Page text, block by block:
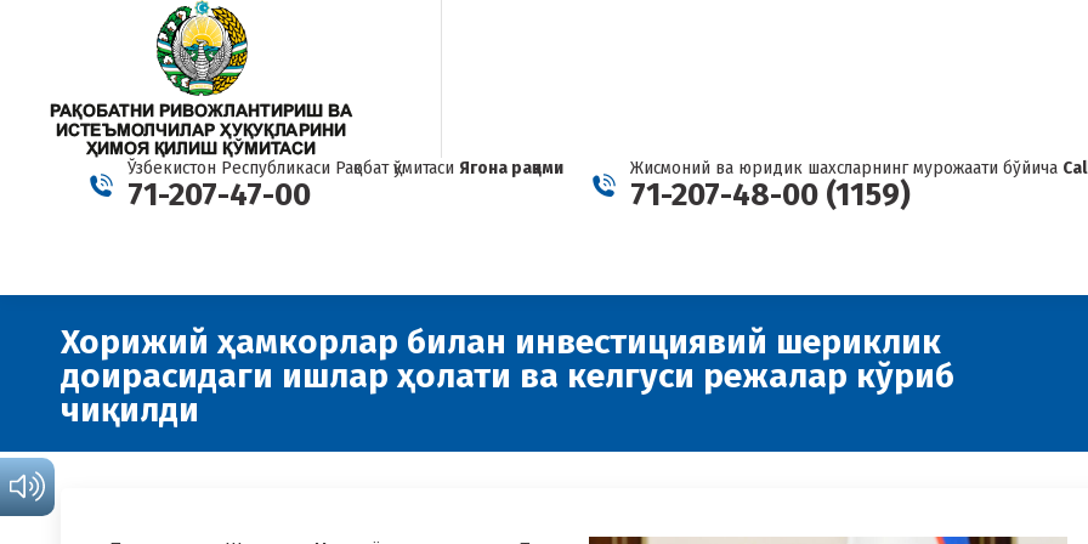
Ўзбекистон Республикаси Рақобат қўмитаси Ягона рақами
71-207-47-00
Жисмоний ва юридик шахсларнинг мурожаати бўйича
71-207-48-00 (1159)
Хорижий ҳамкорлар билан инвестициявий шериклик
доирасидаги ишлар ҳолати ва келгуси режалар кўриб
чиқилди
windowwindowwindowwindow